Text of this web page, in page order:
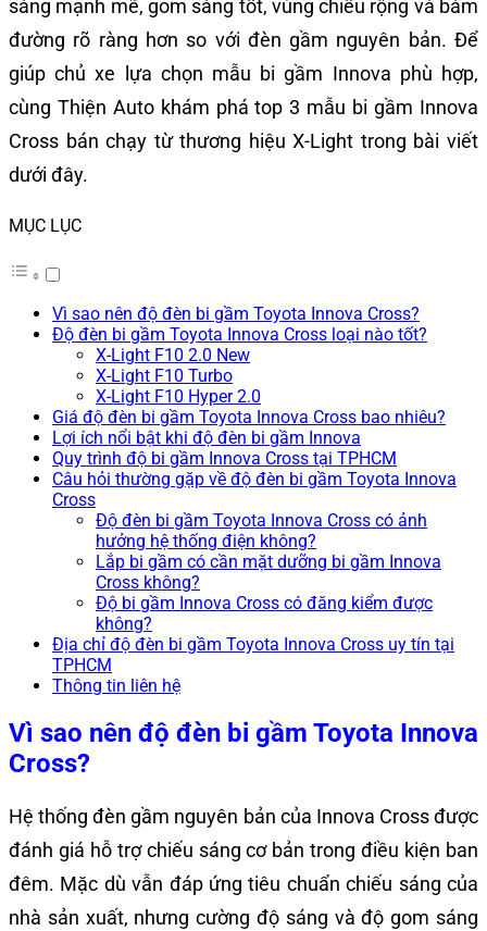
sáng mạnh mẽ, gom sáng tốt, vùng chiếu rộng và bám
đường rõ ràng hơn so với đèn gầm nguyên bản. Để
giúp chủ xe lựa chọn mẫu bi gầm Innova phù hợp,
cùng Thiện Auto khám phá top 3 mẫu bi gầm Innova
Cross bán chạy từ thương hiệu X-Light trong bài viết
dưới đây.
MỤC LỤC
Vì sao nên độ đèn bi gầm Toyota Innova Cross?
Độ đèn bi gầm Toyota Innova Cross loại nào tốt?
X-Light F10 2.0 New
X-Light F10 Turbo
X-Light F10 Hyper 2.0
Giá độ đèn bi gầm Toyota Innova Cross bao nhiêu?
Lợi ích nổi bật khi độ đèn bi gầm Innova
Quy trình độ bi gầm Innova Cross tại TPHCM
Câu hỏi thường gặp về độ đèn bi gầm Toyota Innova
Cross
Độ đèn bi gầm Toyota Innova Cross có ảnh
hưởng hệ thống điện không?
Lắp bi gầm có cần mặt dưỡng bi gầm Innova
Cross không?
Độ bi gầm Innova Cross có đăng kiểm được
không?
Địa chỉ độ đèn bi gầm Toyota Innova Cross uy tín tại
TPHCM
Thông tin liên hệ
Vì sao nên độ đèn bi gầm Toyota Innova
Cross?
Hệ thống đèn gầm nguyên bản của Innova Cross được
đánh giá hỗ trợ chiếu sáng cơ bản trong điều kiện ban
đêm. Mặc dù vẫn đáp ứng tiêu chuẩn chiếu sáng của
nhà sản xuất, nhưng cường độ sáng và độ gom sáng